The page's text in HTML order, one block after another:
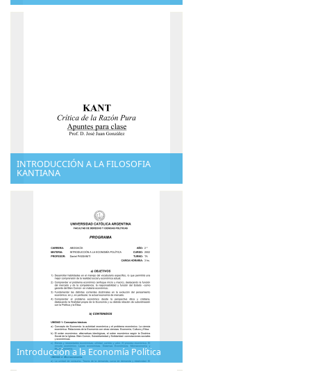
INTRODUCCIÓN A LA FILOSOFIA
KANTIANA
Introducción a la Economía Política